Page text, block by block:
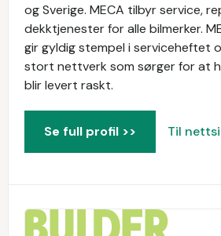
og Sverige. MECA tilbyr service,
dekktjenester for alle bilmerker.
gir gyldig stempel i serviceheftet
stort nettverk som sørger for at
blir levert raskt.
Se full profil >> Til